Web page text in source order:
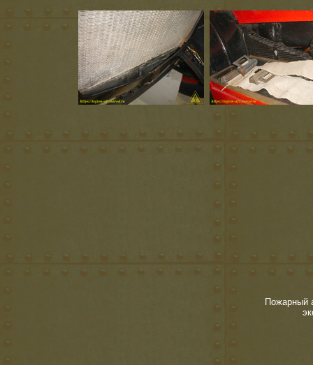
Пожарный